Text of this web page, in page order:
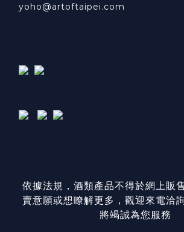
yoho@artoftaipei.com
依據法規，酒類產品不得於網上販
賣意願或想瞭解更多，觀迎來電洽
將竭誠為您服務